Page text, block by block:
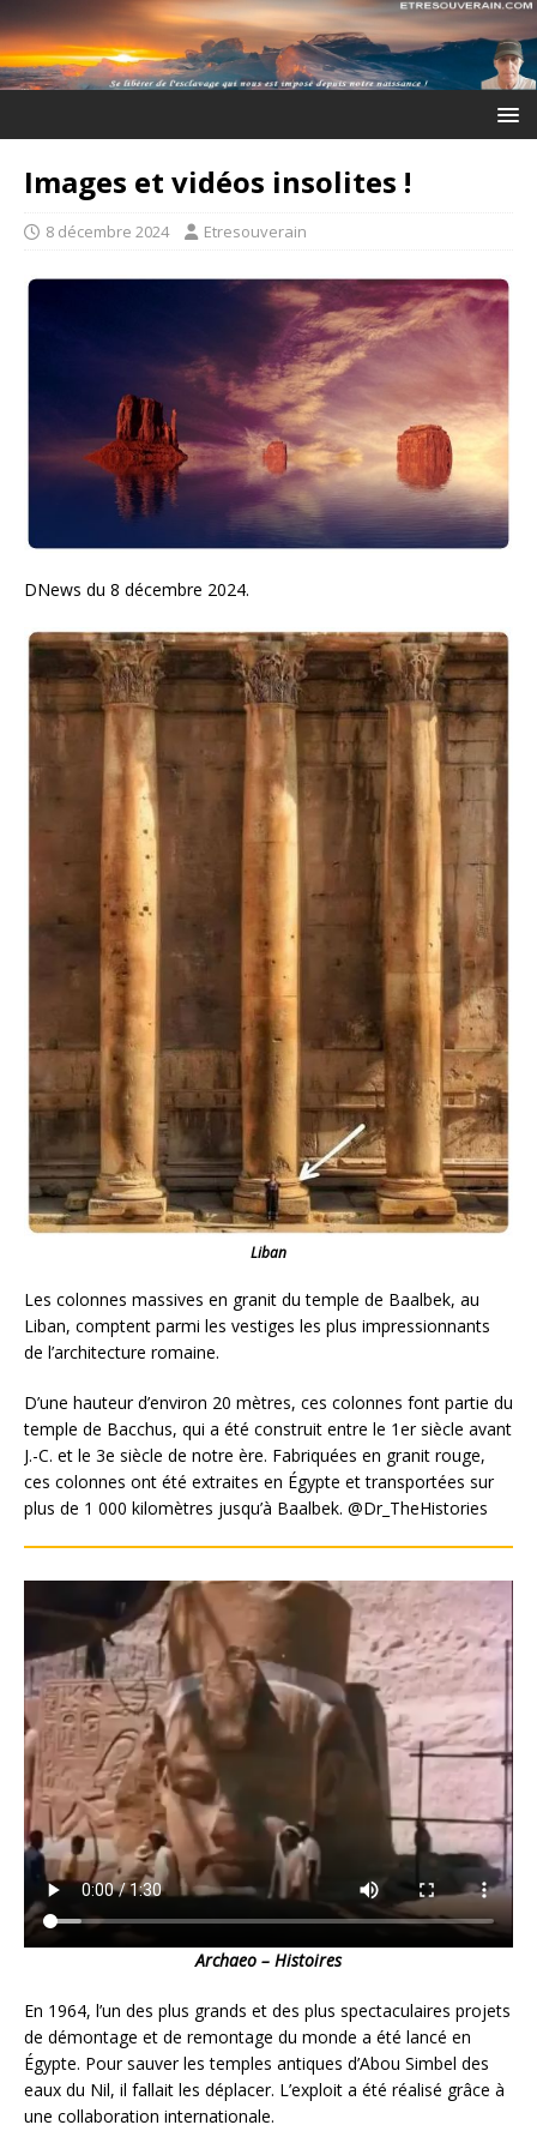
Images et vidéos insolites !
8 décembre 2024 Etresouverain
DNews du 8 décembre 2024.
Liban
Les colonnes massives en granit du temple de Baalbek, au
Liban, comptent parmi les vestiges les plus impressionnants
de l’architecture romaine.
D’une hauteur d’environ 20 mètres, ces colonnes font partie du
temple de Bacchus, qui a été construit entre le 1er siècle avant
J.-C. et le 3e siècle de notre ère. Fabriquées en granit rouge,
ces colonnes ont été extraites en Égypte et transportées sur
plus de 1 000 kilomètres jusqu’à Baalbek. @Dr_TheHistories
Archaeo – Histoires
En 1964, l’un des plus grands et des plus spectaculaires projets
de démontage et de remontage du monde a été lancé en
Égypte. Pour sauver les temples antiques d’Abou Simbel des
eaux du Nil, il fallait les déplacer. L’exploit a été réalisé grâce à
une collaboration internationale.